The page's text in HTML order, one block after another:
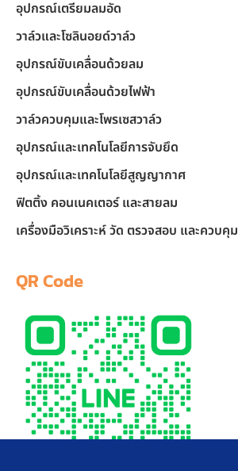
อุปกรณ์เตรียมลมอัด
วาล์วและโซลินอยด์วาล์ว
อุปกรณ์ขับเคลื่อนด้วยลม
อุปกรณ์ขับเคลื่อนด้วยไฟฟ้า
วาล์วควบคุมและโพรเซสวาล์ว
อุปกรณ์และเทคโนโลยีการจับยึด
อุปกรณ์และเทคโนโลยีสูญญากาศ
ฟิตติ้ง คอนเนคเตอร์ และสายลม
เครื่องมือวิเคราะห์ วัด ตรวจสอบ และควบคุม
QR Code